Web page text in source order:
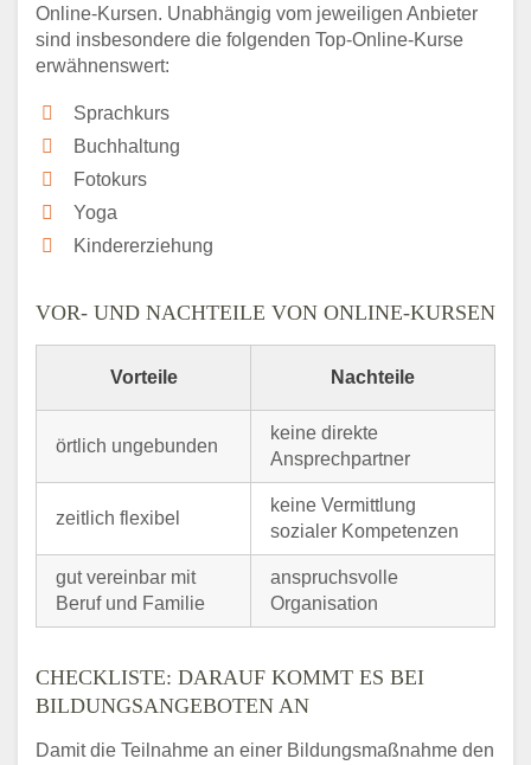
Online-Kursen. Unabhängig vom jeweiligen Anbieter
sind insbesondere die folgenden Top-Online-Kurse
erwähnenswert:
Sprachkurs
Buchhaltung
Fotokurs
Yoga
Kindererziehung
VOR- UND NACHTEILE VON ONLINE-KURSEN
Vorteile Nachteile
örtlich ungebunden
keine direkte
Ansprechpartner
zeitlich flexibel
keine Vermittlung
sozialer Kompetenzen
gut vereinbar mit
Beruf und Familie
anspruchsvolle
Organisation
CHECKLISTE: DARAUF KOMMT ES BEI
BILDUNGSANGEBOTEN AN
Damit die Teilnahme an einer Bildungsmaßnahme den